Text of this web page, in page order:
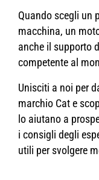
Quando scegli un
macchina, un
anche il supporto
competente al
Unisciti a noi per
marchio Cat e
lo aiutano a
i consigli degli
utili per svolgere